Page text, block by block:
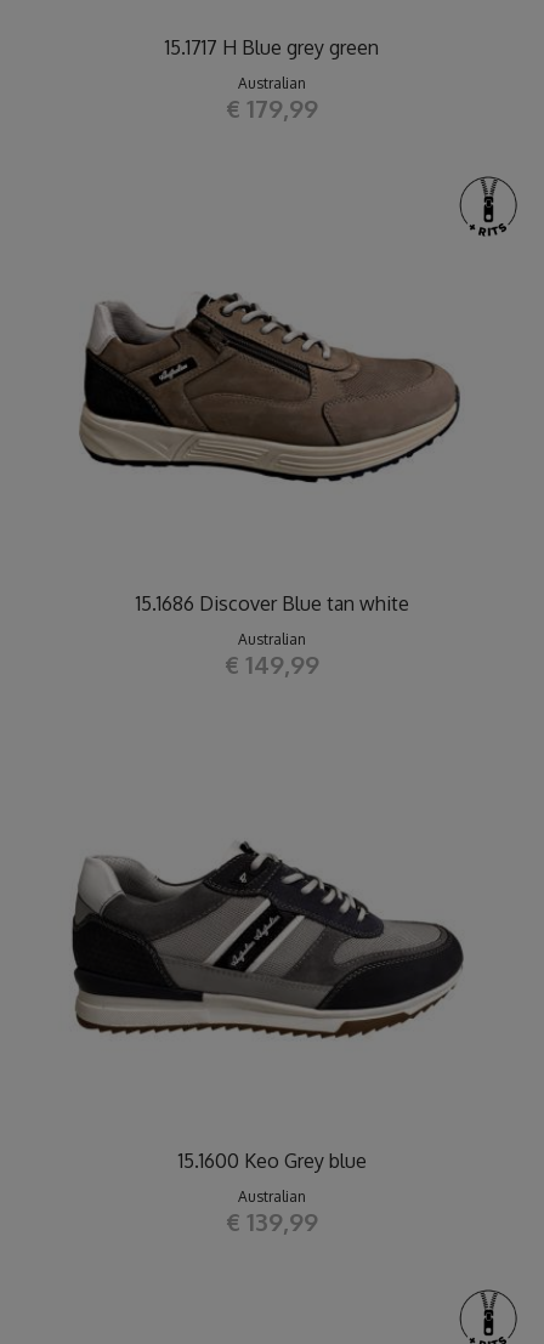
15.1717 H Blue grey green
Australian
€ 179,99
15.1686 Discover Blue tan white
Australian
€ 149,99
15.1600 Keo Grey blue
Australian
€ 139,99